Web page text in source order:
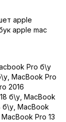
apple
apple mac
Pro б\у
MacBook Pro
2016
б\у MacBook
б\у MacBook
MacBook Pro 13